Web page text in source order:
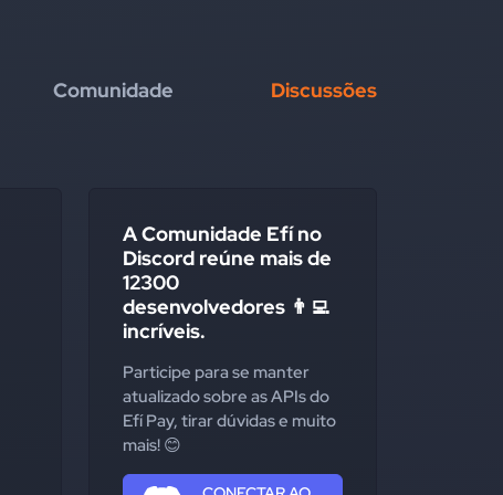
Comunidade Discussões
A Comunidade Efí no
Discord reúne mais de
12300
desenvolvedores 👨‍💻
incríveis.
Participe para se manter
atualizado sobre as APIs do
Efí Pay, tirar dúvidas e muito
mais! 😊